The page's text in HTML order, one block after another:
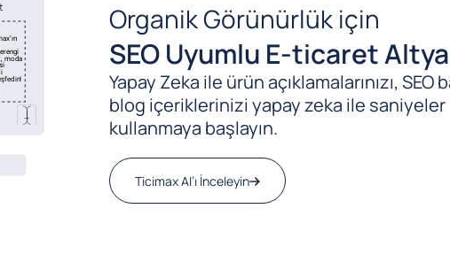
Organik Görünürlük için
SEO Uyumlu E-ticaret
Yapay Zeka ile ürün açıklamalarınızı, SEO
blog içeriklerinizi yapay zeka ile saniyeler
kullanmaya başlayın.
Ticimax AI’ı İnceleyin